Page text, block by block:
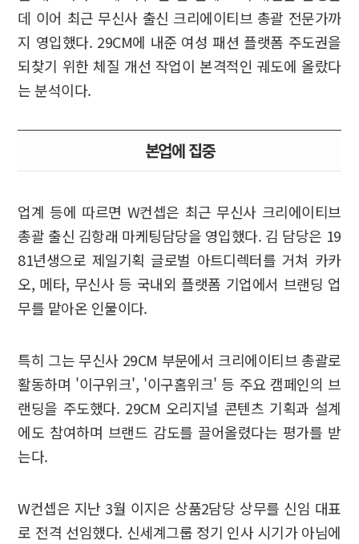
데 이어 최근 무신사 출신 크리에이티브 총괄 전문가까
지 영입했다. 29CM에 내준 여성 패션 플랫폼 주도권을
되찾기 위한 체질 개선 작업이 본격적인 궤도에 올랐다
는 분석이다.
본업에 집중
업계 등에 따르면 W컨셉은 최근 무신사 크리에이티브
총괄 출신 김항래 마케팅담당을 영입했다. 김 담당은 19
81년생으로 제일기획 글로벌 아트디렉터를 거쳐 카카
오, 메타, 무신사 등 국내외 플랫폼 기업에서 브랜딩 업
무를 맡아온 인물이다.
특히 그는 무신사 29CM 부문에서 크리에이티브 총괄로
활동하며 '이구위크', '이구홈위크' 등 주요 캠페인의 브
랜딩을 주도했다. 29CM 오리지널 콘텐츠 기획과 설계
에도 참여하며 브랜드 감도를 끌어올렸다는 평가를 받
는다.
W컨셉은 지난 3월 이지은 상품2담당 상무를 신임 대표
로 전격 선임했다. 신세계그룹 정기 인사 시기가 아님에